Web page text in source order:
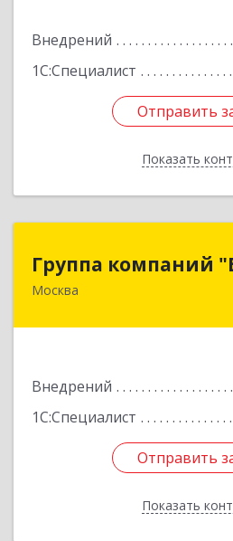
Внедрений
1С:Специалист
Отправить
Показать
Отправить
Назад
Группа компаний
Москва
Внедрений
1С:Специалист
Отправить
Показать
Группа компаний
127238, Москва г,
Отправить
Назад